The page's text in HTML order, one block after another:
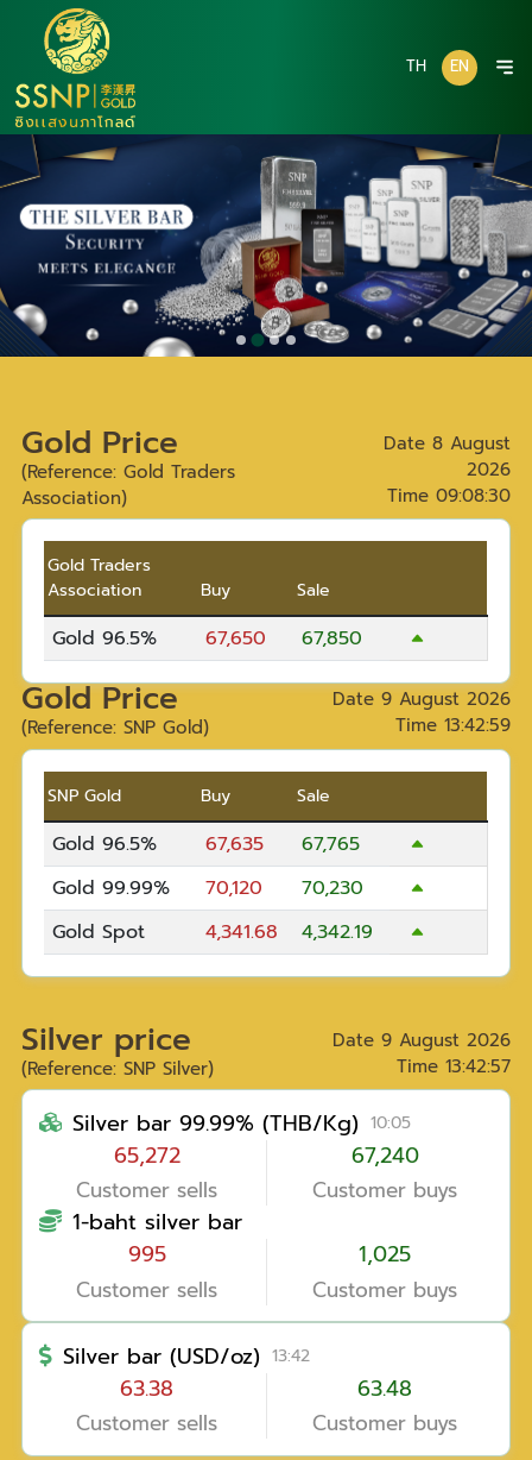
TH EN
Gold Price
(Reference: Gold Traders
Association)
Date 8 August
2026
Time 09:08:30
Gold Traders
Association
Buy Sale
Gold 96.5% 67,650 67,850
Gold Price
(Reference: SNP Gold)
Date 9 August 2026
Time 13:42:59
SNP Gold Buy Sale
Gold 96.5% 67,635
67,765
Gold 99.99%
70,120
70,230
Gold Spot
4,341.68 4,342.19
Silver price
(Reference: SNP Silver)
Date 9 August 2026
Time 13:42:57
Silver bar 99.99% (THB/Kg) 10:05
65,272
Customer sells
67,240
Customer buys
1-baht silver bar
995
Customer sells
1,025
Customer buys
Silver bar (USD/oz) 13:42
63.38
Customer sells
63.48
Customer buys